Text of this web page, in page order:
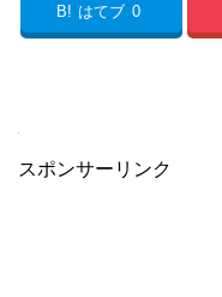
B! はてブ 0
スポンサーリンク